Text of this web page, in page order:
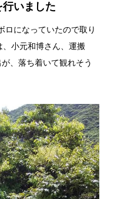
いました
ロになっていたので取り
小元和博さん、運搬
、落ち着いて観れそう